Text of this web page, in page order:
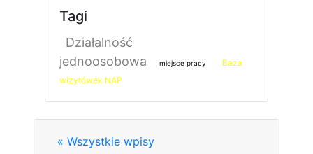
Tagi
Działalność
jednoosobowa
miejsce pracy
Baza
wizytówek NAP
« Wszystkie wpisy